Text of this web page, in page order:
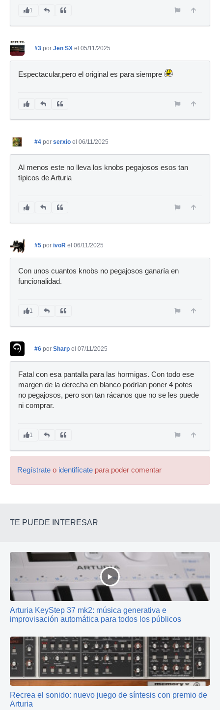
1
#3 por Jen SX el 05/11/2025
Espectacular,pero el original es para siempre
#4 por serxio el 06/11/2025
Al menos este no lleva los knobs pegajosos esos tan
típicos de Arturia
#5 por ivoR el 06/11/2025
Con unos cuantos knobs no pegajosos ganaría en
funcionalidad.
1
#6 por Sharp el 07/11/2025
Fatal con esa pantalla para las hormigas. Con todo ese
margen de la derecha en blanco podrían poner 4 potes
no pegajosos, pero son tan rácanos que no se les puede
ni comprar.
1
Regístrate o identifícate para poder comentar
TE PUEDE INTERESAR
Arturia KeyStep 37 mk2: música generativa e
improvisación automática para todos los públicos
Recrea el sonido: nuevo juego de síntesis con premio de
Arturia